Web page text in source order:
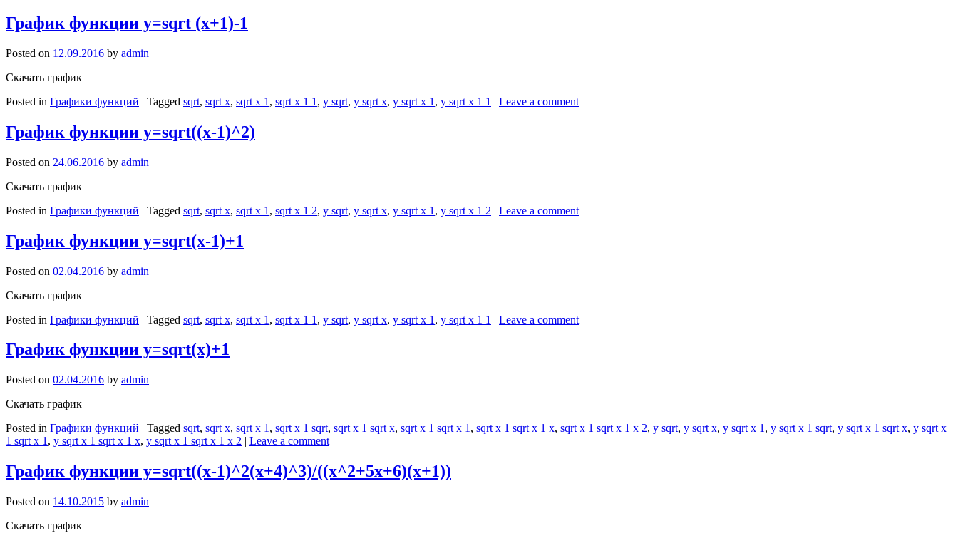
График функции y=sqrt (x+1)-1
Posted on 12.09.2016 by admin
Скачать график
Posted in Графики функций | Tagged sqrt, sqrt x, sqrt x 1 , sqrt x 1 1 , y sqrt, y sqrt x, y sqrt x 1 , y sqrt x 1 1 | Leave a comment
График функции y=sqrt((x-1)^2)
Posted on 24.06.2016 by admin
Скачать график
Posted in Графики функций | Tagged sqrt, sqrt x, sqrt x 1 , sqrt x 1 2, y sqrt, y sqrt x, y sqrt x 1 , y sqrt x 1 2 | Leave a comment
График функции y=sqrt(x-1)+1
Posted on 02.04.2016 by admin
Скачать график
Posted in Графики функций | Tagged sqrt, sqrt x, sqrt x 1 , sqrt x 1 1 , y sqrt, y sqrt x, y sqrt x 1 , y sqrt x 1 1 | Leave a comment
График функции y=sqrt(x)+1
Posted on 02.04.2016 by admin
Скачать график
Posted in Графики функций | Tagged sqrt, sqrt x, sqrt x 1 , sqrt x 1 sqrt, sqrt x 1 sqrt x, sqrt x 1 sqrt x 1 , sqrt x 1 sqrt x 1 x, sqrt x 1 sqrt x 1 x 2, y sqrt, y sqrt x, y sqrt x 1 , y sqrt x 1 sqrt, y sqrt x 1 sqrt x, y sqrt x
1 sqrt x 1 , y sqrt x 1 sqrt x 1 x, y sqrt x 1 sqrt x 1 x 2 | Leave a comment
График функции y=sqrt((x-1)^2(x+4)^3)/((x^2+5x+6)(x+1))
Posted on 14.10.2015 by admin
Скачать график